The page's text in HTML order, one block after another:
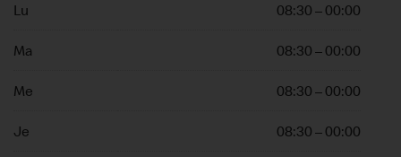
Lu 08:30 – 00:00
Ma 08:30 – 00:00
Me 08:30 – 00:00
Je 08:30 – 00:00